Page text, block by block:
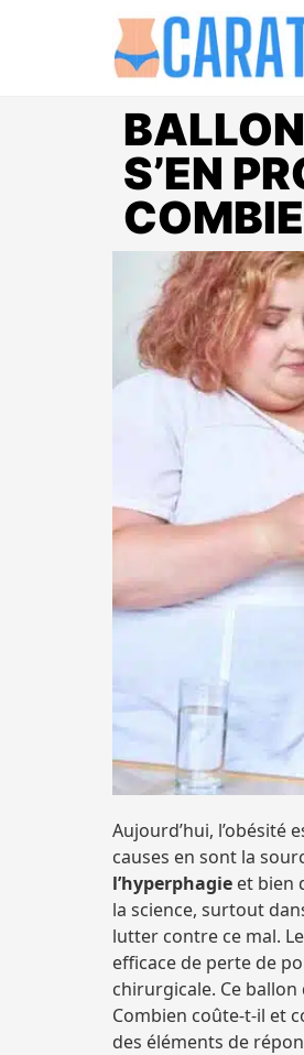
S’EN
Aujourd’hui,
causes en sont la
l’hyperphagie et bien
la science, surtout
lutter contre ce mal.
efficace de perte de
chirurgicale. Ce
Combien coûte-t-il et
des éléments de